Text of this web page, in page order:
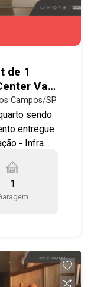
de 1
Vale
Campos/SP
sendo
- Infra
- Ponto
com
a
Mirante
e externo
1